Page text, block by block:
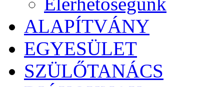
ALAPÍTVÁNY
EGYESÜLET
SZÜLŐTANÁCS